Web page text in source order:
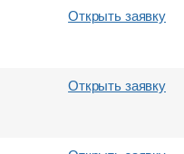
Открыть заявку
Открыть заявку